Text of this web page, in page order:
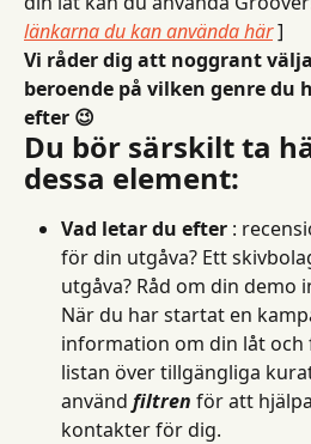
länkarna du kan använda här ]
Vi råder dig att noggrant
beroende på vilken genre du
efter 😉
Du bör särskilt ta
dessa element:
Vad letar du efter :
för din utgåva? Ett
utgåva? Råd om din demo
När du har startat en
information om din låt
listan över tillgängliga
använd filtren för att
kontakter för dig.